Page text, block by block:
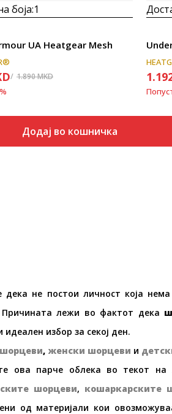
боја:1
UA Heatgear Mesh
1.890MKD
%
Додај во кошничка
дека не постои личност која
лежи во фактот дека
идеален избор за секој ден.
еви,женски шорцеви и
ова парче облека во текот на
те шорцеви, кошаркарските
од материјали кои